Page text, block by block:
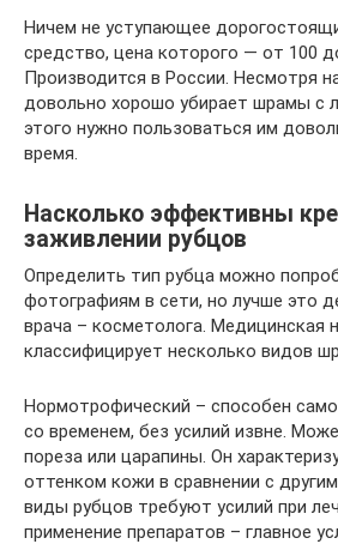
Ничем не уступающее
средство, цена которого — от 100
Производится в России. Несмотря
довольно хорошо убирает шрамы с
этого нужно пользоваться им
время.
Насколько эффективны
заживлении рубцов
Определить тип рубца можно
фотографиям в сети, но лучше это
врача – косметолога. Медицинская
классифицирует несколько видов
Нормотрофический – способен
со временем, без усилий извне.
пореза или царапины. Он
оттенком кожи в сравнении с
виды рубцов требуют усилий при
применение препаратов – главное